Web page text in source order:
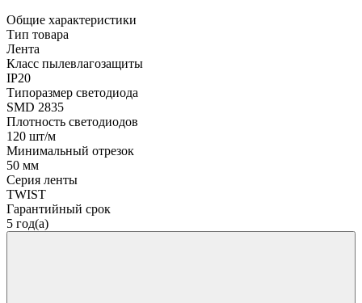
Общие характеристики
Тип товара
Лента
Класс пылевлагозащиты
IP20
Типоразмер светодиода
SMD 2835
Плотность светодиодов
120 шт/м
Минимальный отрезок
50 мм
Серия ленты
TWIST
Гарантийный срок
5 год(а)